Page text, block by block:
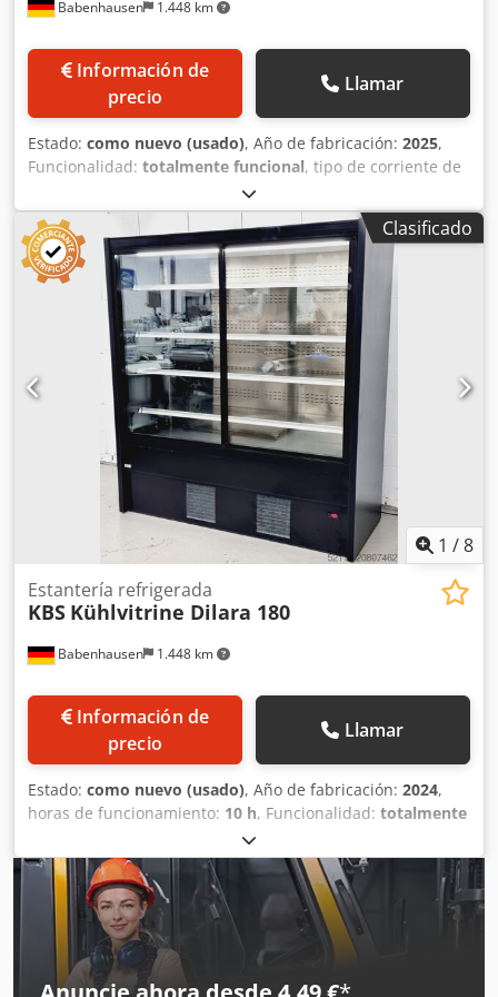
investigación y clínicos Almacenamiento de respaldo a -80
Babenhausen 1.448 km
Información de
precio
Llamar
Estado: como nuevo (usado), Año de fabricación: 2025,
Funcionalidad: totalmente funcional, tipo de corriente de
Aire acondicionado, tensión de entrada:
fusible eléctrico:10 A, frecuencia de entrada:50 Hz,
longitud total:600 mm, ancho total:560 mm, peso total:
49 kg, capacidad del depósito:140 l, tipo de refrigeración:
aire, Equipamiento:iluminación, ++ REFRIGERADOR CON
PUERTA DE CRISTAL, MODELO K 140 ++ Dksdpfjy Ac Uiex Ai
Isr Temperatura ajustable entre +2 y +10 °C. Con
iluminación LED. Refrigerante R 600a. Solo en nuestra
empresa, cumple con la certificación DGUV V3. Conexión
de 230 V. Dimensiones: 560 x 600 x 850 mm (ancho x
profundidad x alto). Aparato en estado como nuevo.
Clasificado
1 /8
Babenhausen 1.448 km
Estantería refrigerada
KBS Kühlvitrine Dilara 180
Información de
precio
Llamar
Estado: como nuevo (usado), Año de fabricación: 2024,
horas de funcionamiento: 10 h, Funcionalidad: totalmente
, tipo de corriente de entrada:
acondicionado, tensión de entrada:230 V, frecuencia de
entrada:50 Hz, longitud total: 750 mm, ancho total:
1.800
mm
, tipo de refrigeración:
, Certificado DGUV hasta:
07/2027
, Equipamiento: iluminación , Vitrina refrigerada
TOP Dilara 180 Vitrina refrigerada de aire forzado 4
estantes reforzados de acero inoxidable Puertas